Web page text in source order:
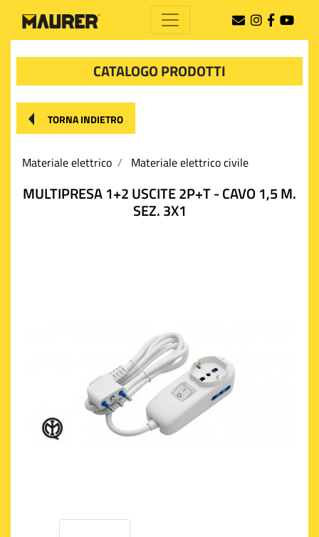
CATALOGO PRODOTTI
TORNA INDIETRO
Materiale elettrico Materiale elettrico civile
MULTIPRESA 1+2 USCITE 2P+T - CAVO 1,5 M.
SEZ. 3X1